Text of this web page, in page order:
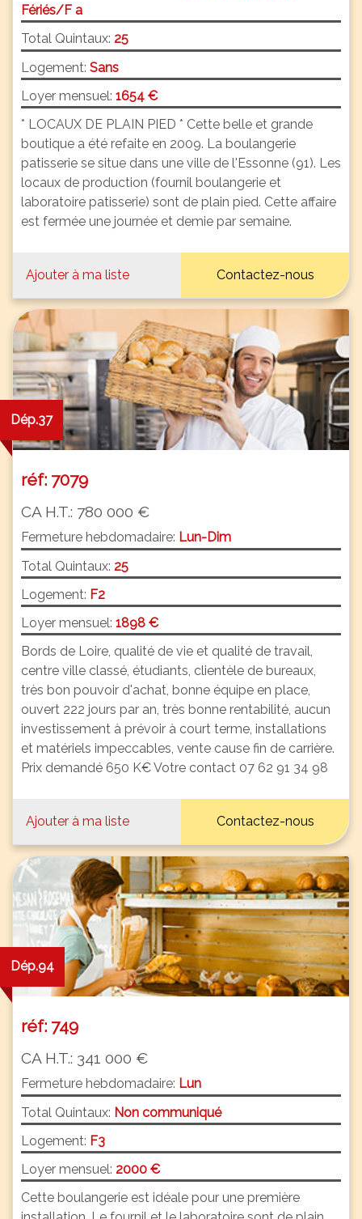
Fériés/F a
Total Quintaux: 25
Logement: Sans
Loyer mensuel: 1654 €
* LOCAUX DE PLAIN PIED * Cette belle et grande
boutique a été refaite en 2009. La boulangerie
patisserie se situe dans une ville de l'Essonne (91). Les
locaux de production (fournil boulangerie et
laboratoire patisserie) sont de plain pied. Cette affaire
est fermée une journée et demie par semaine.
Ajouter à ma liste Contactez-nous
Dép.37
réf: 7079
CA H.T.: 780 000 €
Fermeture hebdomadaire: Lun-Dim
Total Quintaux: 25
Logement: F2
Loyer mensuel: 1898 €
Bords de Loire, qualité de vie et qualité de travail,
centre ville classé, étudiants, clientèle de bureaux,
très bon pouvoir d'achat, bonne équipe en place,
ouvert 222 jours par an, très bonne rentabilité, aucun
investissement à prévoir à court terme, installations
et matériels impeccables, vente cause fin de carrière.
Prix demandé 650 K€ Votre contact 07 62 91 34 98
Ajouter à ma liste Contactez-nous
Dép.94
réf: 749
CA H.T.: 341 000 €
Fermeture hebdomadaire: Lun
Total Quintaux: Non communiqué
Logement: F3
Loyer mensuel: 2000 €
Cette boulangerie est idéale pour une première